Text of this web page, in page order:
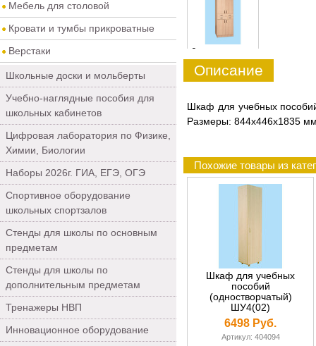
Мебель для столовой
Кровати и тумбы прикроватные
Верстаки
Школьные доски и мольберты
Учебно-наглядные пособия для
школьных кабинетов
Цифровая лаборатория по Физике,
Химии, Биологии
Наборы 2026г. ГИА, ЕГЭ, ОГЭ
Спортивное оборудование
школьных спортзалов
Стенды для школы по основным
предметам
Стенды для школы по
дополнительным предметам
Тренажеры НВП
Инновационное оборудование
0
Описание
Шкаф для учебных
Размеры: 844х446х1835
Похожие товары из
Шкаф для учебных
пособий
(одностворчатый)
ШУ4(02)
6498 Руб.
Артикул: 404094